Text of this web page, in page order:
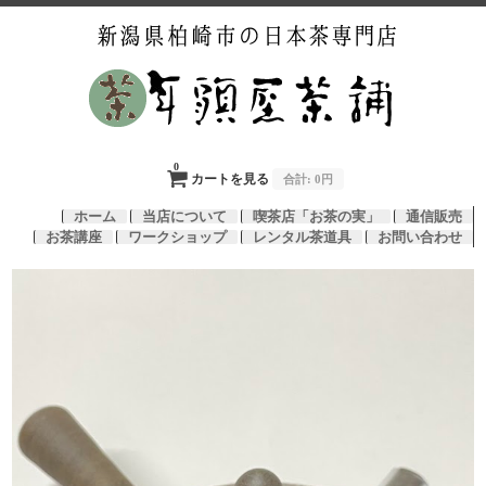
カートを見る
0
合計: 0円
ホーム 当店について 喫茶店「お茶の実」
通信販売
お茶講座
ワークショップ レンタル茶道具 お問い合わせ